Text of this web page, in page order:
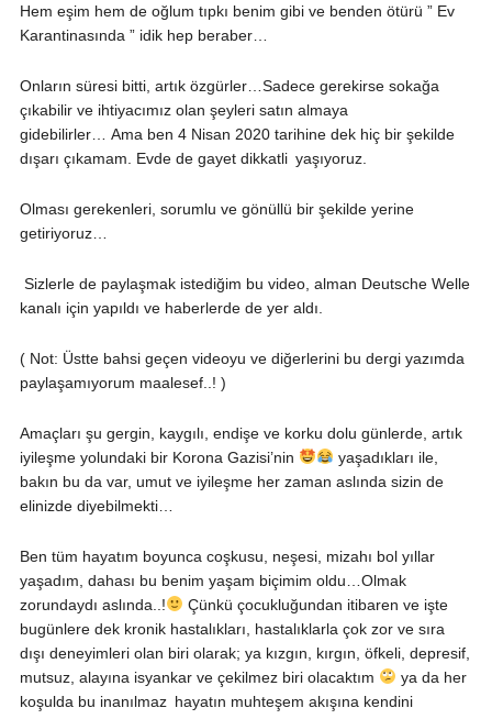
Hem eşim hem de oğlum tıpkı benim gibi ve benden ötürü ” Ev
Karantinasında ” idik hep beraber…
Onların süresi bitti, artık özgürler…Sadece gerekirse sokağa
çıkabilir ve ihtiyacımız olan şeyleri satın almaya
gidebilirler…
Ama ben 4 Nisan 2020 tarihine dek hiç bir şekilde
dışarı çıkamam.
Evde de gayet dikkatli yaşıyoruz.
Olması gerekenleri, sorumlu ve gönüllü bir şekilde yerine
getiriyoruz…
Sizlerle de paylaşmak istediğim bu video, alman Deutsche Welle
kanalı için yapıldı ve haberlerde de yer aldı.
( Not: Üstte bahsi geçen videoyu ve diğerlerini bu dergi yazımda
paylaşamıyorum maalesef..! )
Amaçları şu gergin, kaygılı, endişe ve korku dolu günlerde, artık
iyileşme yolundaki bir Korona Gazisi’nin
yaşadıkları ile,
bakın bu da var, umut ve iyileşme her zaman aslında sizin de
elinizde diyebilmekti…
Ben tüm hayatım boyunca coşkusu, neşesi, mizahı bol yıllar
yaşadım, dahası bu benim yaşam biçimim oldu…Olmak
zorundaydı aslında..!
Çünkü çocukluğundan itibaren ve işte
bugünlere dek kronik hastalıkları, hastalıklarla çok zor ve sıra
dışı deneyimleri olan biri olarak; ya kızgın, kırgın, öfkeli, depresif,
mutsuz, alayına isyankar ve çekilmez biri olacaktım
ya da her
koşulda bu inanılmaz hayatın muhteşem akışına kendini